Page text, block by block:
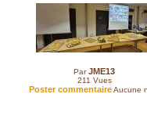
ParJME13
211 Vues
Poster commentaireAucune